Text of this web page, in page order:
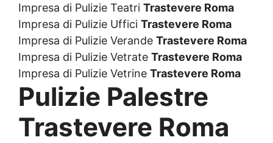
Impresa di Pulizie Teatri Trastevere Roma
Impresa di Pulizie Uffici Trastevere Roma
Impresa di Pulizie Verande Trastevere Roma
Impresa di Pulizie Vetrate Trastevere Roma
Impresa di Pulizie Vetrine Trastevere Roma
Pulizie Palestre
Trastevere Roma